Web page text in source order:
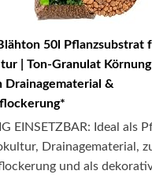
50l Pflanzsubstrat
| Ton-Granulat Körnung
Drainagematerial &
EINSETZBAR: Ideal als
Drainagematerial,
und als